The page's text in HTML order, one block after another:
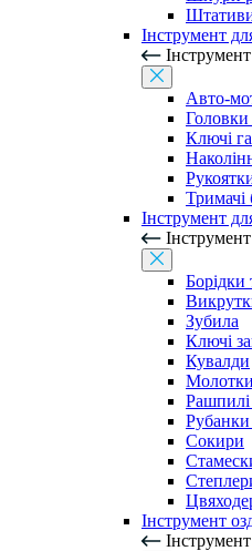
Інструмент
Інструмент
Авто-
Головки
Ключі
Тримачі
Інструмент
Борідки
Зубила
Ключі
Кувалди
Молотки
Рубанки
Сокири
Інструмент